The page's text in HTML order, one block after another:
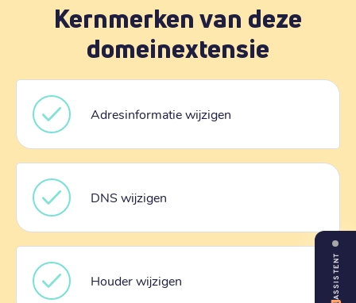
Kernmerken van deze
domeinextensie
Adresinformatie wijzigen
DNS wijzigen
Houder wijzigen ASSISTENT